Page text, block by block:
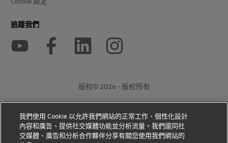
追蹤我們
版权© 2026 - 版权所有
我們使用 Cookie 以允許我們網站的正常工作、個性化設計
內容和廣告、提供社交媒體功能並分析流量。我們還同社
交媒體、廣告和分析合作夥伴分享有關您使用我們網站的